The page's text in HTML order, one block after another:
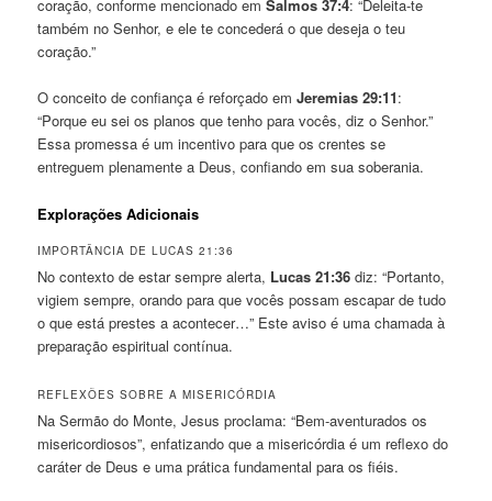
coração, conforme mencionado emSalmos 37:4: “Deleita-te
também no Senhor, e ele te concederá o que deseja o teu
coração.”
O conceito de confiança é reforçado emJeremias 29:11:
“Porque eu sei os planos que tenho para vocês, diz o Senhor.”
Essa promessa é um incentivo para que os crentes se
entreguem plenamente a Deus, confiando em sua soberania.
Explorações Adicionais
IMPORTÂNCIA DE LUCAS 21:36
No contexto de estar sempre alerta, Lucas 21:36 diz: “Portanto,
vigiem sempre, orando para que vocês possam escapar de tudo
o que está prestes a acontecer…” Este aviso é uma chamada à
preparação espiritual contínua.
REFLEXÕES SOBRE A MISERICÓRDIA
Na Sermão do Monte, Jesus proclama: “Bem-aventurados os
misericordiosos”, enfatizando que a misericórdia é um reflexo do
caráter de Deus e uma prática fundamental para os fiéis.